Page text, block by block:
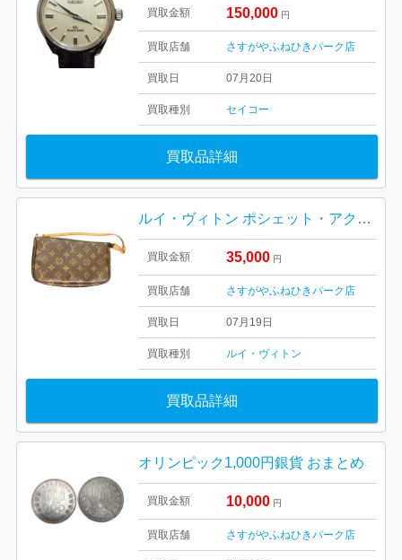
買取金額 150,000 円
買取店舗 さすがやふねひきパーク店
買取日 07月20日
買取種別 セイコー
買取品詳細
ルイ・ヴィトン ポシェット・アクセソワール M51980
買取金額 35,000 円
買取店舗 さすがやふねひきパーク店
買取日 07月19日
買取種別 ルイ・ヴィトン
買取品詳細
オリンピック1,000円銀貨 おまとめ
買取金額 10,000 円
買取店舗 さすがやふねひきパーク店